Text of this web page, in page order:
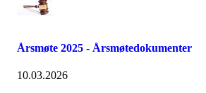
Årsmøte 2025 - Årsmøtedokumenter
10.03.2026